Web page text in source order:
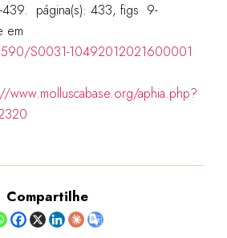
página(s): 433, figs 9-
em
S0031-10492012021600001
www.molluscabase.org/aphia.php?
Compartilhe